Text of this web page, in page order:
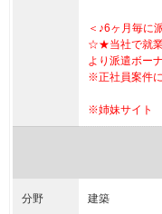
＜♪6ヶ月毎に
☆★当社で就業
より派遣ボー
※正社員案件
※姉妹サイト
分野 建築